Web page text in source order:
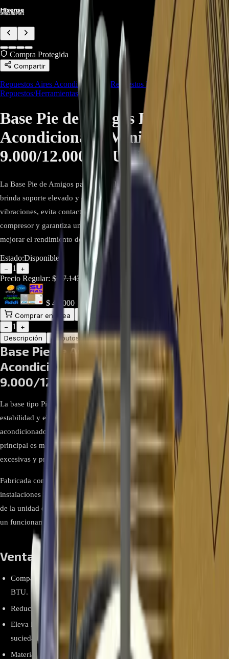
Compra Protegida
Compartir
Repuestos Aires Acondicionados Repuestos Línea Blanca
Repuestos/Herramientas
Base Pie de Amigos Para Aire
Acondicionado MiniSplit
9.000/12.000 BTU - IAC-15
La Base Pie de Amigos para MiniSplit Hisense 9.000 y 12.000 BTU
brinda soporte elevado y estable para la unidad exterior. Reduce
vibraciones, evita contacto con humedad, mejora la ventilación del
compresor y garantiza una instalación segura y duradera. Ideal para
mejorar el rendimiento del sistema en exteriores.
Estado:Disponible
− 1 +
Precio Regular: $ 57.143
$ 40.000
Comprar en línea Comprar y Recoger
Añadir al Carrito
−
1
+
Descripción
Atributos
Base Pie de Amigos Para Aire
Acondicionado Hisense MiniSplit
9.000/12.000 BTU
La base tipo Pie de Amigos es un soporte diseñado para brindar
estabilidad y elevación a las unidades exteriores de aires
acondicionados Hisense MiniSplit de 9.000 y 12.000 BTU. Su función
principal es mantener el compresor firme, evitando vibraciones
excesivas y protegiéndolo del contacto directo con el suelo.
Fabricada con materiales de alta resistencia, esta base es ideal para
instalaciones residenciales y comerciales, ya que mejora la ventilación
de la unidad exterior, evita daños por humedad o suciedad y garantiza
un funcionamiento seguro y duradero del aire acondicionado Hisense.
Ventajas y beneficios
Compatible con unidades exteriores Hisense de 9.000 y 12.000
BTU.
Reduce vibraciones y evita desplazamientos del compresor.
Eleva la unidad exterior para prevenir corrosión, humedad y
suciedad.
Material resistente y anticorrosivo ideal para exteriores.